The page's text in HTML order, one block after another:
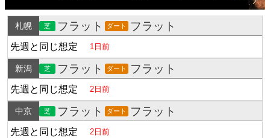
札幌 芝 フラット ダート フラット
先週と同じ想定 1日前
新潟 芝 フラット ダート フラット
先週と同じ想定 2日前
中京 芝 フラット ダート フラット
先週と同じ想定 2日前